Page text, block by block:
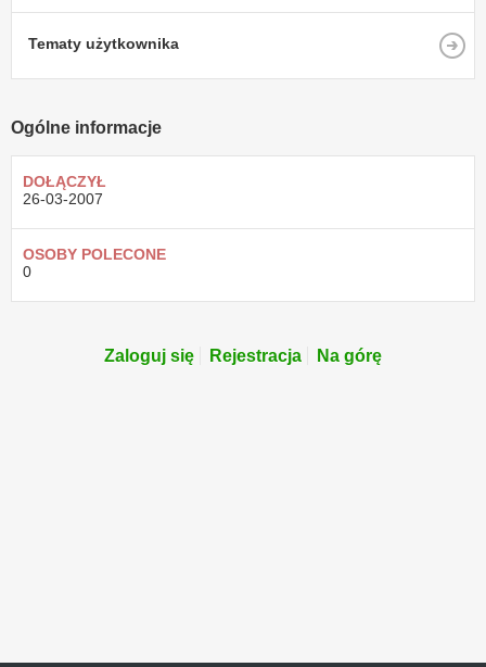
Tematy użytkownika
Ogólne informacje
DOŁĄCZYŁ
26-03-2007
OSOBY POLECONE
0
Zaloguj się Rejestracja Na górę